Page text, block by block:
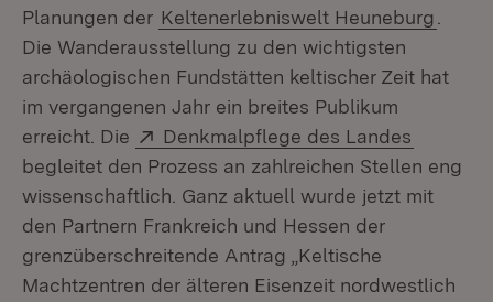
Planungen der Keltenerlebniswelt Heuneburg
Die Wanderausstellung zu den wichtigsten
archäologischen Fundstätten keltischer Zeit hat
im vergangenen Jahr ein breites Publikum
erreicht. Die
Extern:
Denkmalpflege des Landes
begleitet den Prozess an zahlreichen Stellen eng
wissenschaftlich. Ganz aktuell wurde jetzt mit
den Partnern Frankreich und Hessen der
grenzüberschreitende Antrag „Keltische
Machtzentren der älteren Eisenzeit nordwestlich